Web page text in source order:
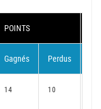
POINTS
Gagnés Perdus
14 10